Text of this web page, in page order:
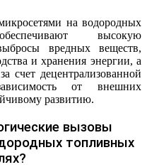
на водородных
высокую
вредных веществ,
и хранения энергии, а
счет децентрализованной
от внешних
развитию.
вызовы
топливных